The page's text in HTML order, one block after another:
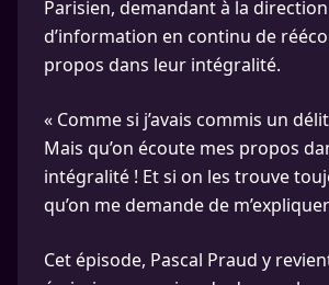
Parisien, demandant à la
d’information en continu de
propos dans leur intégralité.
« Comme si j’avais commis un
Mais qu’on écoute mes propos
intégralité ! Et si on les trouve
qu’on me demande de
Cet épisode, Pascal Praud y